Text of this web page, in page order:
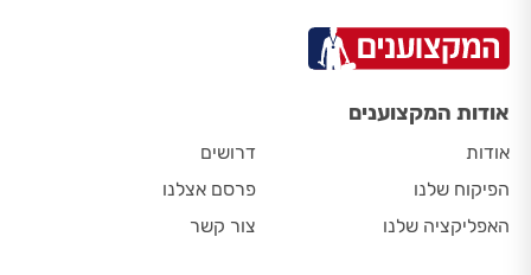
אודות המקצוענים
אודות
הפיקוח שלנו
האפליקציה שלנו
דרושים
פרסם אצלנו
צור קשר